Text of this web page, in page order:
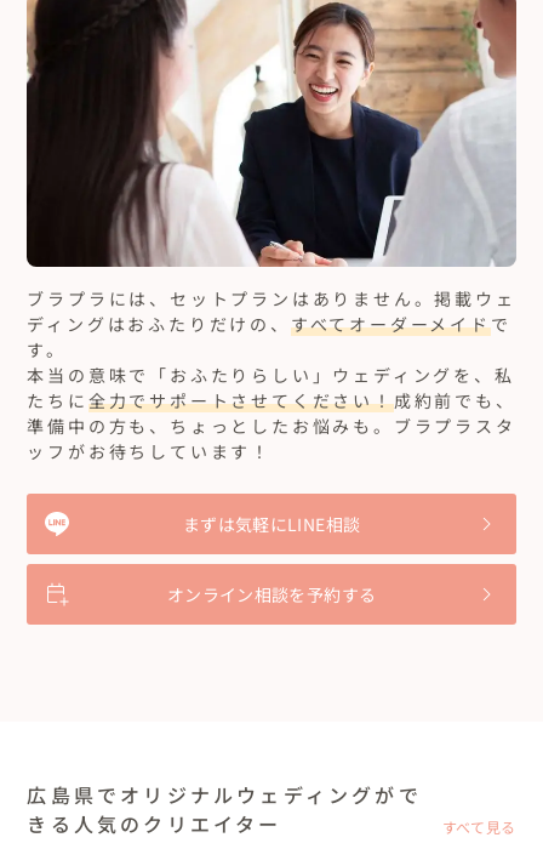
ブラプラには、セットプランはありません。掲載ウェ
ディングはおふたりだけの、 すべてオーダーメイドで
す。
本当の意味で「おふたりらしい」ウェディングを、私
たちに 全力でサポートさせてください！成約前でも、
準備中の方も、ちょっとしたお悩みも。ブラプラスタ
ッフがお待ちしています！
まずは気軽にLINE相談
オンライン相談を予約する
広島県でオリジナルウェディングがで
きる人気のクリエイター
すべて見る